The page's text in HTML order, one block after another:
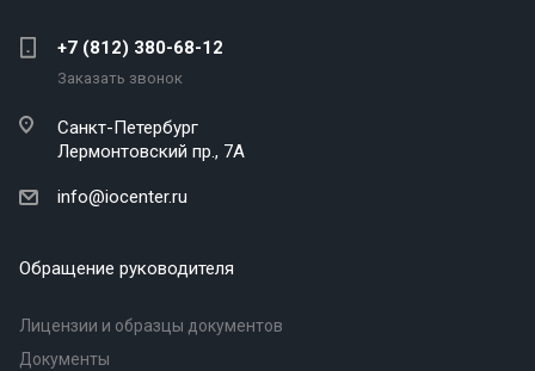
+7 (812) 380-68-12
Заказать звонок
Санкт-Петербург
Лермонтовский пр., 7А
info@iocenter.ru
Обращение руководителя
Лицензии и образцы документов
Документы